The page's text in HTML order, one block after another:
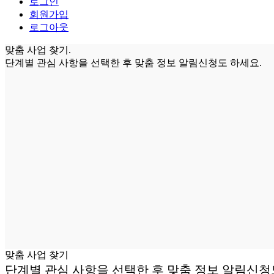
회원가입
로그아웃
맞춤 사업 찾기.
단계별 관심 사항을 선택한 후 맞춤 정보 알림신청 도 하세요.
맞춤 사업 찾기
단계별 관심 사항을 선택한 후 맞춤 정보 알림신청